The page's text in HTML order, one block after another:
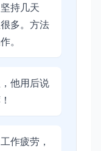
持几天
多。方法
。
他用后说
作疲劳，